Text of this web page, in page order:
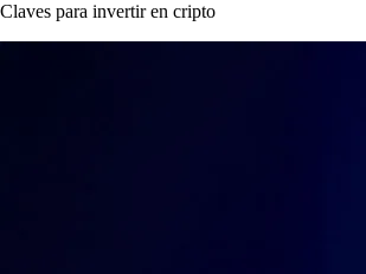
Claves para invertir en cripto